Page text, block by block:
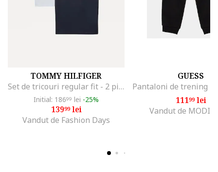
TOMMY HILFIGER
Set de tricouri regular fit - 2 piese, Alb/Albastru inchis
Initial: 18699 lei -25%
13999lei
Vandut de Fashion Days
GUESS
11199lei
Vandut de